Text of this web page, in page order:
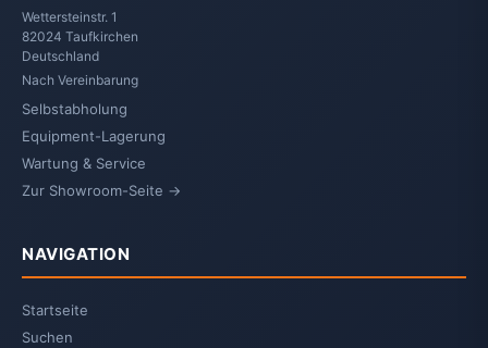
Wettersteinstr. 1
82024 Taufkirchen
Deutschland
Nach Vereinbarung
Selbstabholung
Equipment-Lagerung
Wartung & Service
Zur Showroom-Seite →
NAVIGATION
Startseite
Suchen